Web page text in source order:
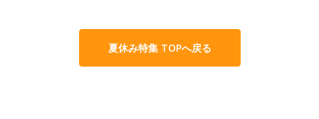
夏休み特集 TOPへ戻る